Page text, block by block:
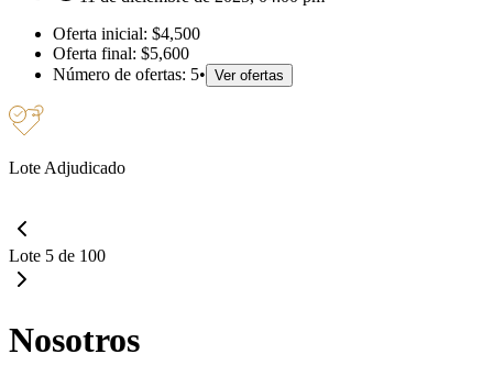
Oferta inicial: $4,500
Oferta final: $5,600
Número de ofertas: 5• Ver ofertas
Lote Adjudicado
Lote 5 de 100
Nosotros